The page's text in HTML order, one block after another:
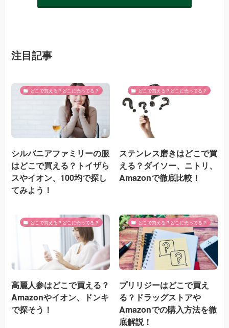
注目記事
どこで買える？どこに売ってる？
シルバニアファミリーの服
はどこで買える？トイザら
スやイオン、100均で探し
てみよう！
どこで買える？どこに売ってる？
ステンレス磨きはどこで買
える？ダイソー、ニトリ、
Amazonで徹底比較！
どこで買える？どこに売ってる？
高麗人参はどこで買える？
Amazonやイオン、ドンキ
で探そう！
どこで買える？どこに売ってる？
プリリジーはどこで買え
る？ドラッグストアや
Amazonでの購入方法を徹
底解説！